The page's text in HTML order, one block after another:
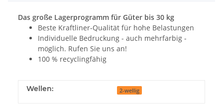
Das große Lagerprogramm für Güter bis 30 kg
Beste Kraftliner-Qualität für hohe Belastungen
Individuelle Bedruckung - auch mehrfarbig -
möglich. Rufen Sie uns an!
100 % recyclingfähig
Wellen: 2-wellig